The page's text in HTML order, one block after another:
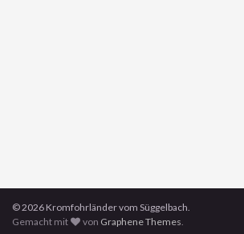
© 2026 Kromfohrländer vom Süggelbach.
Gemacht mit
von Graphene Themes